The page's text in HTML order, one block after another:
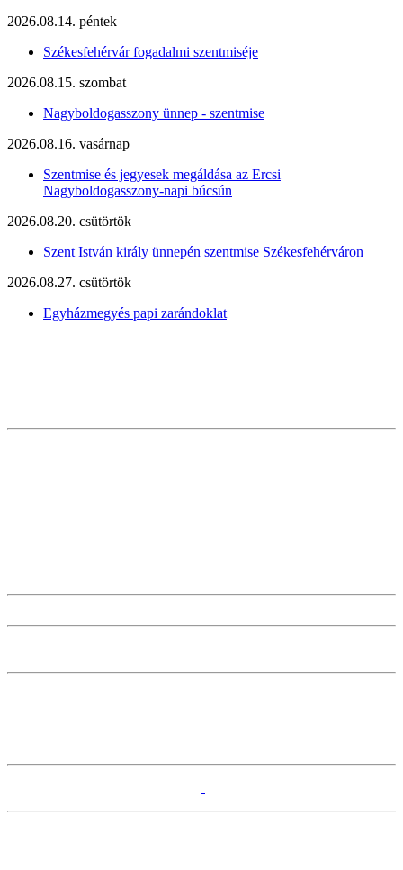
2026.08.14. péntek
Székesfehérvár fogadalmi szentmiséje
2026.08.15. szombat
Nagyboldogasszony ünnep - szentmise
2026.08.16. vasárnap
Szentmise és jegyesek megáldása az Ercsi
Nagyboldogasszony-napi búcsún
2026.08.20. csütörtök
Szent István király ünnepén szentmise Székesfehérváron
2026.08.27. csütörtök
Egyházmegyés papi zarándoklat